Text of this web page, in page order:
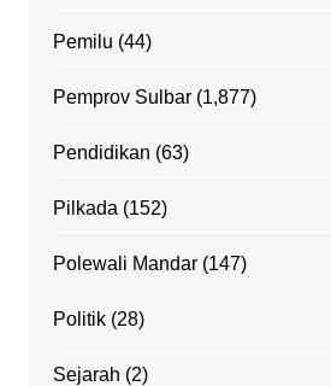
Pemilu (44)
Pemprov Sulbar(1,877)
Pendidikan (63)
Pilkada (152)
Polewali Mandar(147)
Politik(28)
Sejarah (2)